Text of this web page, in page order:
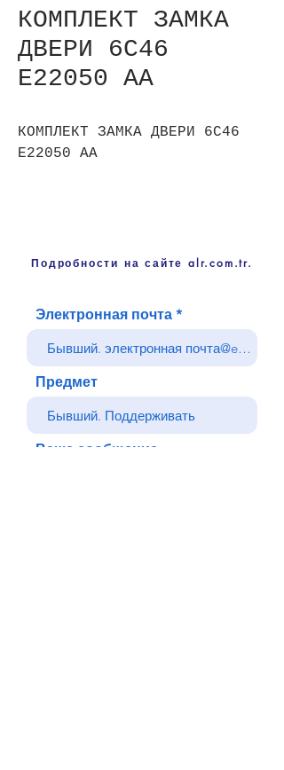
КОМПЛЕКТ ЗАМКА
ДВЕРИ 6C46
E22050 AA
КОМПЛЕКТ ЗАМКА ДВЕРИ 6C46
E22050 AA
Подробности на сайте alr.com.tr.
Электронная почта
Предмет
Ваше сообщение